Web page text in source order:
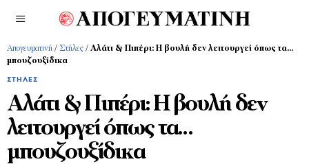
Απογευματινή / Στήλες / Αλάτι & Πιπέρι: Η βουλή δεν λειτουργεί όπως τα…
μπουζουξίδικα
ΣΤΉΛΕΣ
Αλάτι & Πιπέρι: Η βουλή δεν
λειτουργεί όπως τα…
μπουζουξίδικα